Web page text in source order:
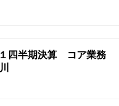
四半期決算 コア業務